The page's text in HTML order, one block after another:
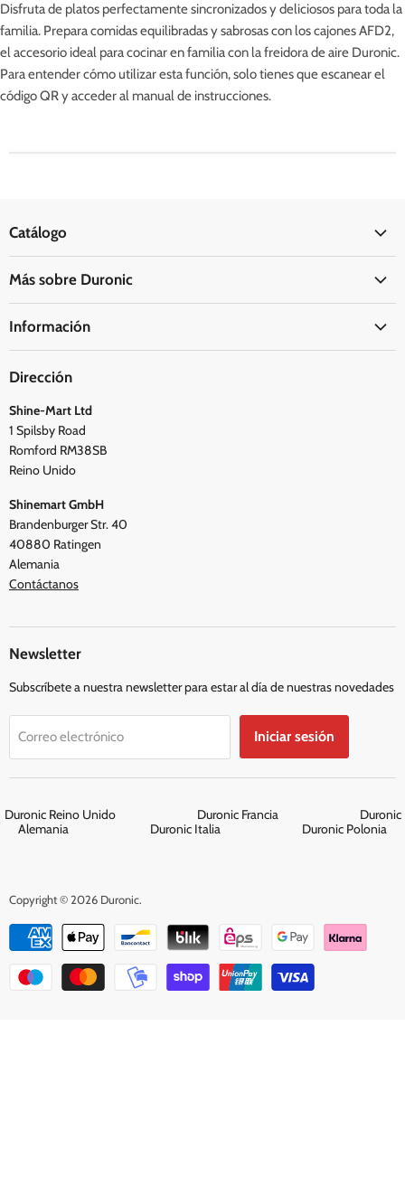
Disfruta de platos perfectamente sincronizados y deliciosos para toda la
familia. Prepara comidas equilibradas y sabrosas con los cajones AFD2,
el accesorio ideal para cocinar en familia con la freidora de aire Duronic.
Para entender cómo utilizar esta función, solo tienes que escanear el
código QR y acceder al manual de instrucciones.
Catálogo
Cocina
Salud
Viajes y exterior
Más sobre Duronic
Opiniones
Información
Preguntas frecuentes
Política de privacidad
Términos y condiciones
Dirección
Shine-Mart Ltd
1 Spilsby Road
Romford RM38SB
Reino Unido
Shinemart GmbH
Brandenburger Str. 40
40880 Ratingen
Alemania
Contáctanos
Newsletter
Subscríbete a nuestra newsletter para estar al día de nuestras novedades
Correo electrónico Iniciar sesión
Duronic Reino Unido Duronic Francia
Duronic
Alemania
Duronic Italia Duronic Polonia
Copyright © 2026 Duronic.